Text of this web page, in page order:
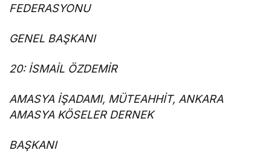
FEDERASYONU
GENEL BAŞKANI
20: İSMAİL ÖZDEMİR
AMASYA İŞADAMI, MÜTEAHHİT, ANKARA
AMASYA KÖSELER DERNEK
BAŞKANI